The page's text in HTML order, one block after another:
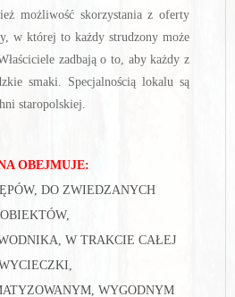
możliwość skorzystaniaz oferty
w której to każdy strudzony może
zadbają o to, aby każdy z
smaki. Specjalnością lokalu są
staropolskiej.
OBEJMUJE:
DO ZWIEDZANYCH
OBIEKTÓW,
W TRAKCIE CAŁEJ
WYGODNYM